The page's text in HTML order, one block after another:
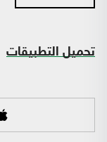
تحميل التطبيقات